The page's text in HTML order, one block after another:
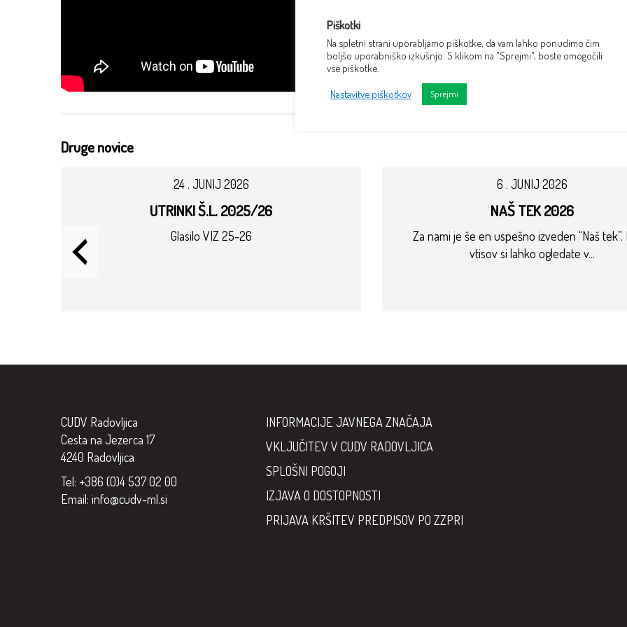
Druge novice
24 . JUNIJ 2026
UTRINKI Š.L. 2025/26
Glasilo VIZ 25-26
6 . JUNIJ 2026
NAŠ TEK 2026
Za nami je še en uspešno izveden “Naš tek”.
vtisov si lahko ogledate v...
CUDV Radovljica
Cesta na Jezerca 17
4240 Radovljica
Tel: +386 (0)4 537 02 00
Email: info@cudv-ml.si
INFORMACIJE JAVNEGA ZNAČAJA
VKLJUČITEV V CUDV RADOVLJICA
SPLOŠNI POGOJI
IZJAVA O DOSTOPNOSTI
PRIJAVA KRŠITEV PREDPISOV PO ZZPRI
Piškotki
Na spletni strani uporabljamo piškotke, da vam lahko ponudimo čim
boljšo uporabniško izkušnjo. S klikom na "Sprejmi", boste omogočili
vse piškotke.
Nastavitve piškotkov Sprejmi